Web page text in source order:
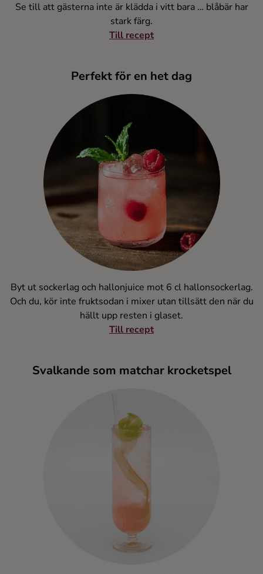
Se till att gästerna inte är klädda i vitt bara … blåbär har
stark färg.
Till recept
Perfekt för en het dag
Byt ut sockerlag och hallonjuice mot 6 cl hallonsockerlag.
Och du, kör inte fruktsodan i mixer utan tillsätt den när du
hällt upp resten i glaset.
Till recept
Svalkande som matchar krocketspel